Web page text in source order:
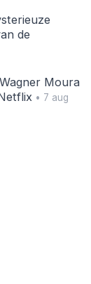
de
Moura
• 7 aug